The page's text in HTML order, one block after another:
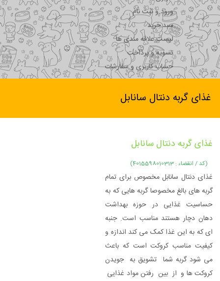
ورود و ثبت نام
سبد خرید
لیست علاقه مندی ها
تسویه و پرداخت
حساب کاربری و سفارشات
غذای گربه دنتال سانابل
غذای گربه دنتال سانابل
(کد / انقضاء : 4015598010313)
غذای دنتال سانابل مخصوص برای تمام
گربه های بالغ مخصوصا گربه هایی که به
حساسیت غذایی در حوزه بهداشت
دهان دچار هستند مناسب است. جنبه
ای که به این غذا کمک می کند اندازه و
کیفیت مناسب کروکت است که باعث
می شود گربه شما تشویق به جویدن
کروکت ها و از بین رفتن مواد غذایی